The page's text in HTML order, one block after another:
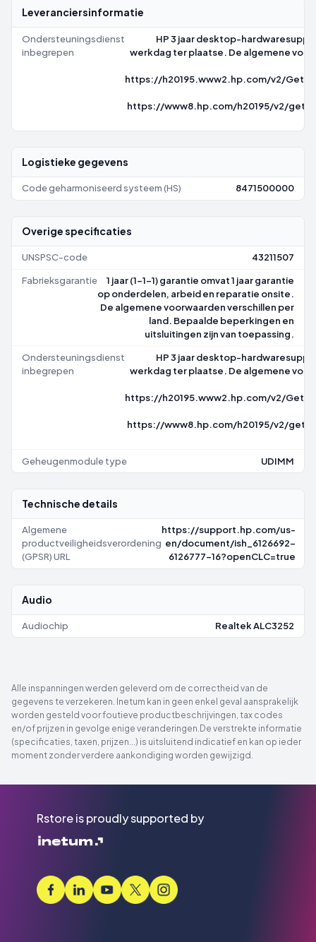
Leveranciersinformatie
Ondersteuningsdienst
inbegrepen
HP 3 jaar desktop-
werkdag ter plaatse. De algemene
https://h20195.www2.hp.com/v2/
https://www8.hp.com/h20195/v2/
Logistieke gegevens
Code geharmoniseerd systeem (HS) 8471500000
Overige specificaties
UNSPSC-code 43211507
Fabrieksgarantie
1 jaar (1-1-1) garantie omvat 1 jaar garantie
op onderdelen, arbeid en reparatie onsite.
De algemene voorwaarden verschillen per
land. Bepaalde beperkingen en
uitsluitingen zijn van toepassing.
Ondersteuningsdienst
inbegrepen
HP 3 jaar desktop-
werkdag ter plaatse. De algemene
https://h20195.www2.hp.com/v2/
https://www8.hp.com/h20195/v2/
Geheugenmodule type UDIMM
Technische details
Algemene
productveiligheidsverordening
(GPSR) URL
https://support.hp.com/us-
en/document/ish_6126692-
6126777-16?openCLC=true
Audio
Audiochip Realtek ALC3252
Alle inspanningen werden geleverd om de correctheid van de
gegevens te verzekeren. Inetum kan in geen enkel geval aansprakelijk
worden gesteld voor foutieve productbeschrijvingen, tax codes
en/of prijzen in gevolge enige veranderingen.De verstrekte informatie
(specificaties, taxen, prijzen...) is uitsluitend indicatief en kan op ieder
moment zonder verdere aankondiging worden gewijzigd.
Rstore is proudly supported by